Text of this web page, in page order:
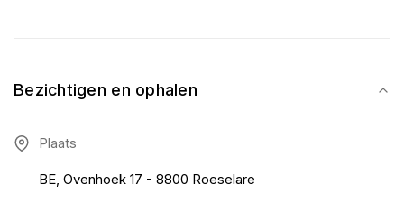
Bezichtigen en ophalen
Plaats
BE, Ovenhoek 17 - 8800 Roeselare